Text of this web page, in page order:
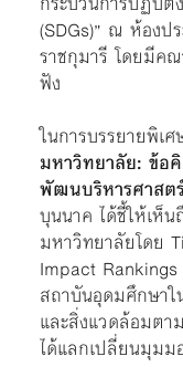
(SDGs)” ณ ห้องป
ราชกุมารี โดยมีคณ
ฟัง
ในการบรรยายพิเ
มหาวิทยาลัย: ข้
พัฒนบริหารศาสต
บุนนาค ได้ชี้ให้เห็
มหาวิทยาลัยโดย
Impact
สถาบันอุดมศึกษาใ
และสิ่งแวดล้อมต
ได้แลกเปลี่ยนมุมม